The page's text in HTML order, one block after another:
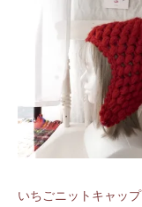
いちごニットキャップ